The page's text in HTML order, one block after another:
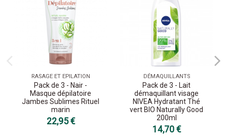
RASAGE ET EPILATION
Pack de 3 - Nair -
Masque dépilatoire
Jambes Sublimes Rituel
marin
22,95 €
DÉMAQUILLANTS
Pack de 3 - Lait
démaquillant visage
NIVEA Hydratant Thé
vert BIO Naturally Good
200ml
14,70 €